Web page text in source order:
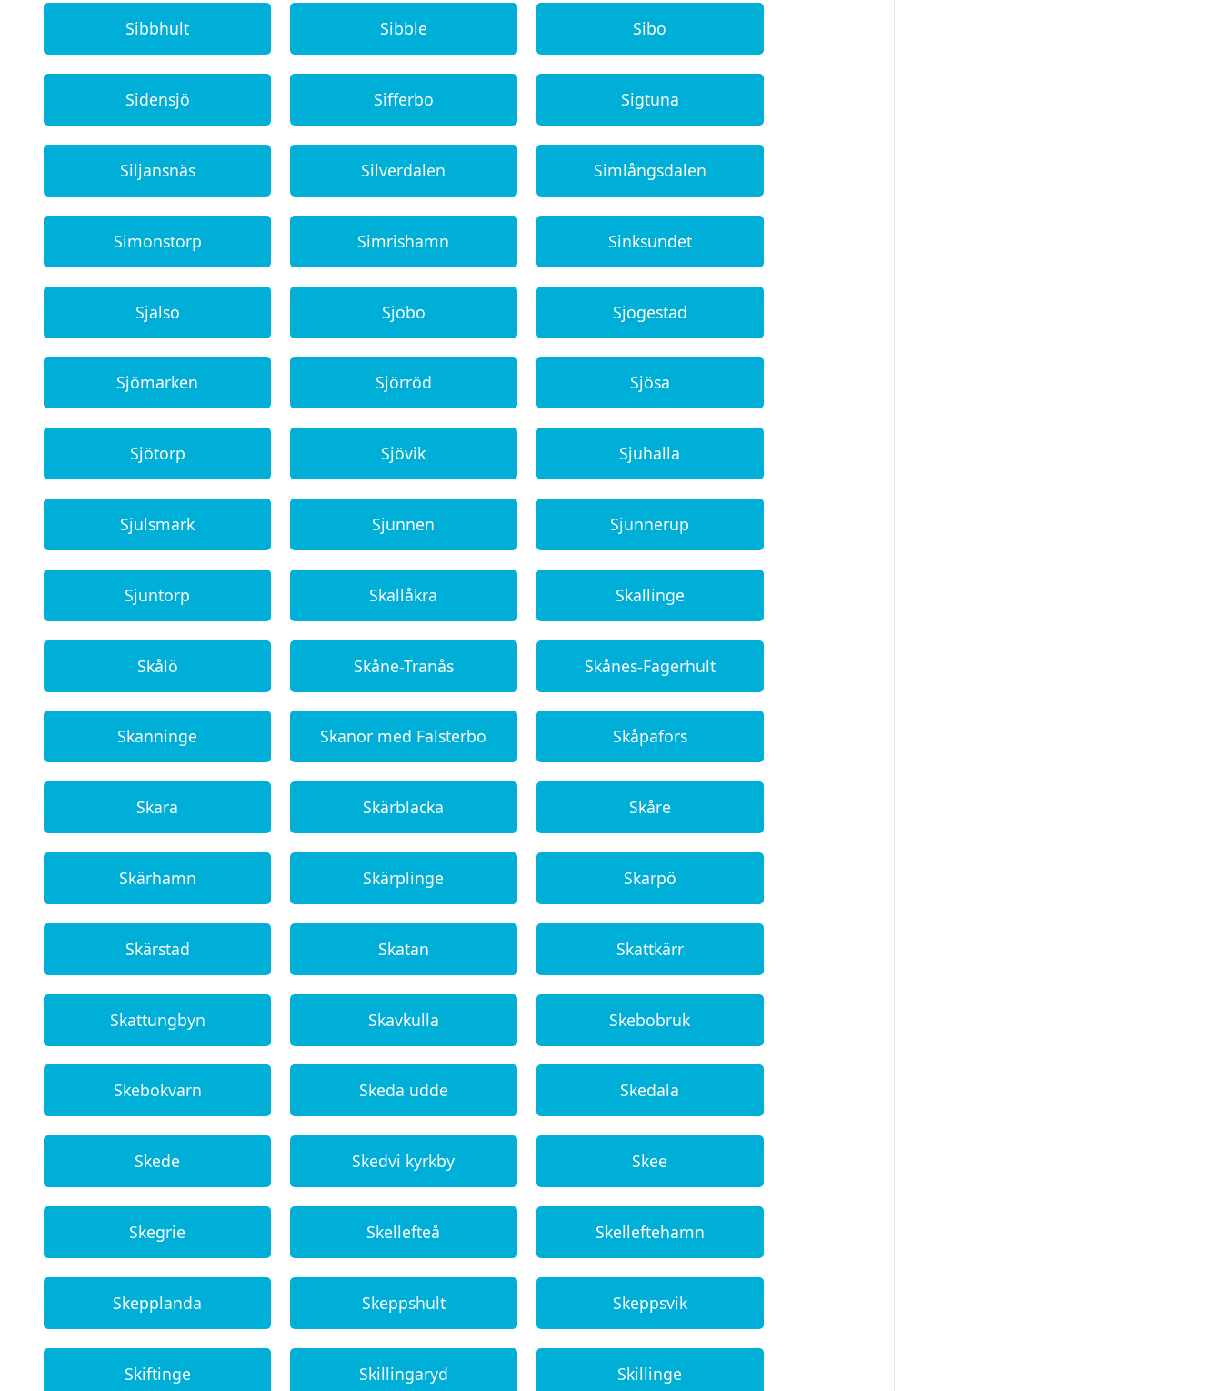
Sibbhult Sibble Sibo
Sidensjö Sifferbo Sigtuna
Siljansnäs Silverdalen Simlångsdalen
Simonstorp Simrishamn Sinksundet
Själsö Sjöbo Sjögestad
Sjömarken Sjörröd Sjösa
Sjötorp Sjövik Sjuhalla
Sjulsmark Sjunnen Sjunnerup
Sjuntorp Skällåkra Skällinge
Skålö Skåne-Tranås Skånes-Fagerhult
Skänninge Skanör med Falsterbo Skåpafors
Skara Skärblacka Skåre
Skärhamn Skärplinge Skarpö
Skärstad Skatan Skattkärr
Skattungbyn Skavkulla Skebobruk
Skebokvarn Skeda udde Skedala
Skede Skedvi kyrkby Skee
Skegrie Skellefteå Skelleftehamn
Skepplanda Skeppshult Skeppsvik
Skiftinge Skillingaryd Skillinge